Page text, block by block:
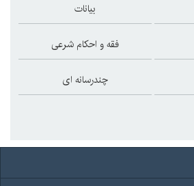
بیانات
فقه و احکام شرعی
چندرسانه ای